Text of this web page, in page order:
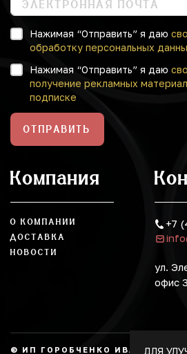
Нажимая “Отправить” я даю
обработку персональных
Нажимая “Отправить” я даю
получение рекламных
подписке
ОТПРАВИТЬ
Компания
О КОМПАНИИ
ДОСТАВКА
НОВОСТИ
+7
ул.
офис
© ИП ГОРОБЧЕНКО ИВАН ДЛЯ